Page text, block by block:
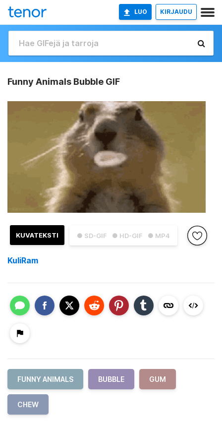
LUO KIRJAUDU
Funny Animals Bubble GIF
● SD-GIF ● HD-GIF ● MP4
KUVATEKSTI
KuliRam
FUNNY ANIMALS BUBBLE GUM
CHEW